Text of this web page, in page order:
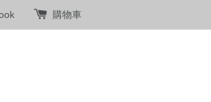
購物車